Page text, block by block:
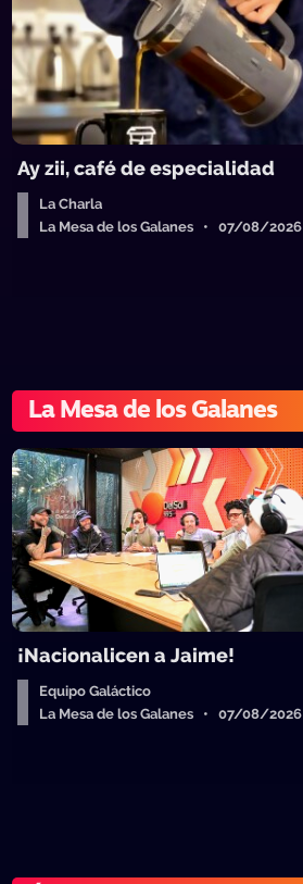
Ay zii, café de especialidad
La Charla
La Mesa de los Galanes • 07/08/2026
La Mesa de los Galanes
¡Nacionalicen a Jaime!
Equipo Galáctico
La Mesa de los Galanes • 07/08/2026